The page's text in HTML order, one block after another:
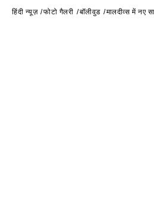
हिंदी न्यूज़ फोटो गैलरी बॉलीवुड मालदीव्स में नए